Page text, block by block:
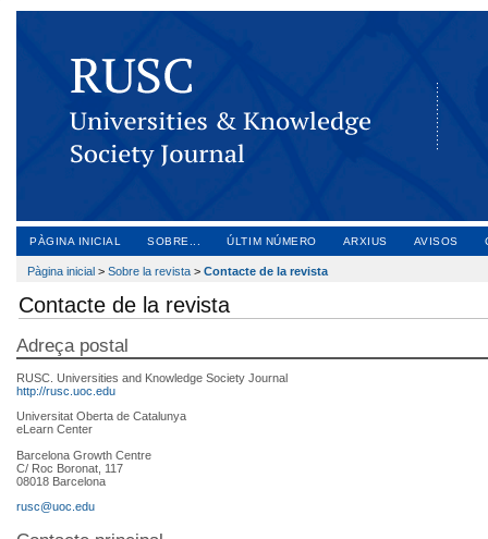
PÀGINA INICIAL SOBRE... ÚLTIM NÚMERO ARXIUS AVISOS
Pàgina inicial > Sobre la revista > Contacte de la revista
Contacte de la revista
Adreça postal
RUSC. Universities and Knowledge Society Journal
http://rusc.uoc.edu
Universitat Oberta de Catalunya
eLearn Center
Barcelona Growth Centre
C/ Roc Boronat, 117
08018 Barcelona
rusc@uoc.edu